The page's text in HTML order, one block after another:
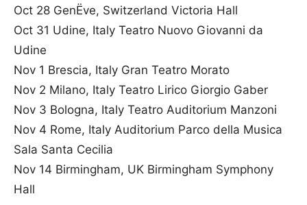
Oct 28 GenËve, Switzerland Victoria Hall
Oct 31 Udine, Italy Teatro Nuovo Giovanni da
Udine
Nov 1 Brescia, Italy Gran Teatro Morato
Nov 2 Milano, Italy Teatro Lirico Giorgio Gaber
Nov 3 Bologna, Italy Teatro Auditorium Manzoni
Nov 4 Rome, Italy Auditorium Parco della Musica
Sala Santa Cecilia
Nov 14 Birmingham, UK Birmingham Symphony
Hall